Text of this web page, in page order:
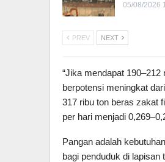
05/08/2026
PREV NEXT
“Jika mendapat
berpotensi meningkat
317 ribu ton beras zakat
per hari menjadi
Pangan adalah
bagi penduduk di